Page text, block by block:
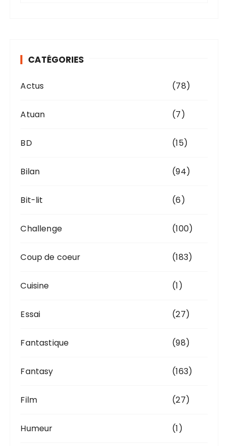
e CATÉGORIES
Actus (78)
Atuan (7)
BD (15)
Bilan (94)
Bit-lit (6)
Challenge (100)
Coup de coeur (183)
Cuisine (1)
Essai (27)
Fantastique (98)
Fantasy (163)
Film (27)
Humeur (1)